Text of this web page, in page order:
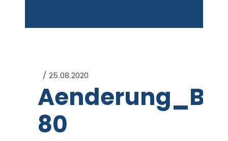
25.08.2020
80